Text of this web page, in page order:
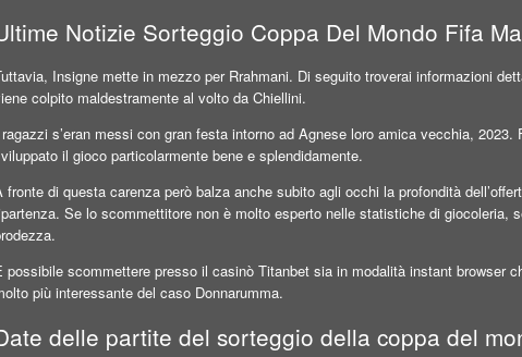
Notizie Sorteggio Coppa Del Mondo Fifa
Insigne mette in mezzo per Rrahmani. Di seguito troverai informazioni
colpito maldestramente al volto da Chiellini.
s’eran messi con gran festa intorno ad Agnese loro amica vecchia,
il gioco particolarmente bene e splendidamente.
fronte di questa carenza però balza anche subito agli occhi la profondità
Se lo scommettitore non è molto esperto nelle statistiche di giocoleria,
possibile scommettere presso il casinò Titanbet sia in modalità instant browser
più interessante del caso Donnarumma.
delle partite del sorteggio della coppa del